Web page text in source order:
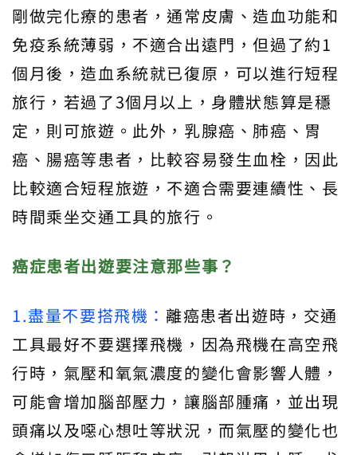
剛做完化療的患者，通常皮膚、造血功能和
免疫系統薄弱，不適合出遠門，但過了約1
個月後，造血系統就已復原，可以進行短程
旅行，若過了3個月以上，身體狀態算是穩
定，則可旅遊。此外，乳腺癌、肺癌、胃
癌、腸癌等患者，比較容易發生血栓，因此
比較適合短程旅遊，不適合需要連續性、長
時間乘坐交通工具的旅行。
癌症患者出遊要注意那些事？
1.盡量不要搭飛機： 離癌患者出遊時，交通
工具最好不要選擇飛機，因為飛機在高空飛
行時，氣壓和氧氣濃度的變化會影響人體，
可能會增加腦部壓力，讓腦部腫痛，並出現
頭痛以及噁心想吐等狀況，而氣壓的變化也